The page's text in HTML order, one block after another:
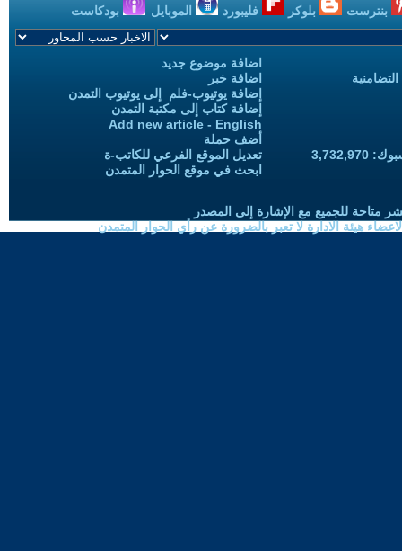
بنترست بلوكر فليبورد الموبايل بودكاست
اضافة موضوع جديد
اضافة خبر
إضافة يوتيوب-فلم إلى يوتيوب التمدن
إضافة كتاب إلى مكتبة التمدن
Add new article - English
أضف حملة
تعديل الموقع الفرعي للكاتب-ة
ابحث في موقع الحوار المتمدن
متاحة للجميع مع الإشارة إلى المصدر
هيئة الادارة لا تعبر بالضرورة عن رأي الحوار المتمدن